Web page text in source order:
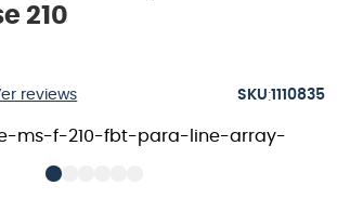
210
reviews :1110835